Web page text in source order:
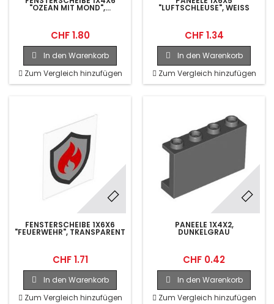
"OZEAN MIT MOND",...
CHF 1.80
In den Warenkorb
Zum Vergleich hinzufügen
"LUFTSCHLEUSE", WEISS
CHF 1.34
In den Warenkorb
Zum Vergleich hinzufügen
FENSTERSCHEIBE 1X6X6
"FEUERWEHR", TRANSPARENT
CHF 1.71
In den Warenkorb
Zum Vergleich hinzufügen
PANEELE 1X4X2,
DUNKELGRAU
CHF 0.42
In den Warenkorb
Zum Vergleich hinzufügen